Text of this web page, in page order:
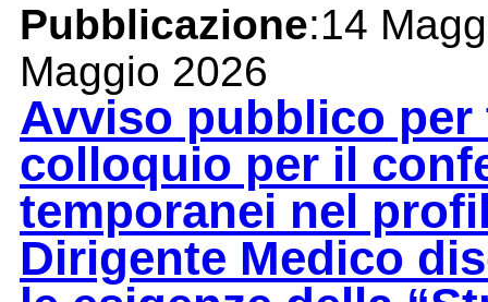
Pubblicazione:14
Maggio 2026
Avviso pubblico
colloquio per il
temporanei nel
Dirigente Medico